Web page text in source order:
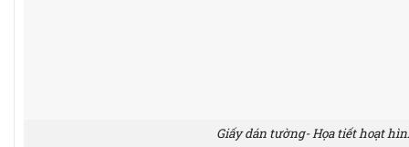
Giấy dán tường- Họa tiết hoạt